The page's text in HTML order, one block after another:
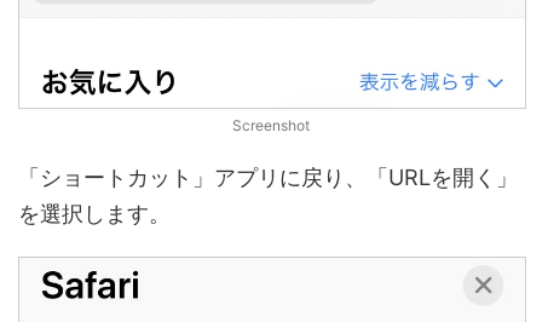
Screenshot
「ショートカット」アプリに戻り、「URLを開く」
を選択します。